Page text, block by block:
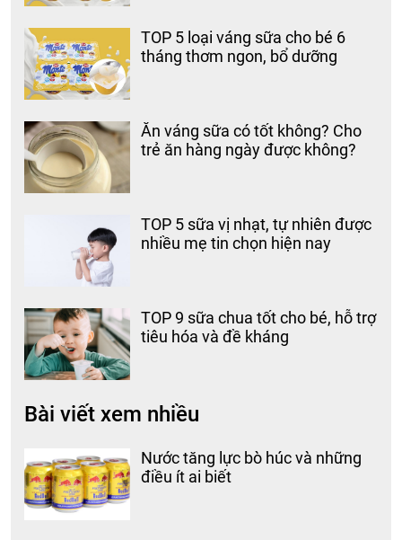
TOP 5 loại váng sữa cho bé 6
tháng thơm ngon, bổ dưỡng
Ăn váng sữa có tốt không? Cho
trẻ ăn hàng ngày được không?
TOP 5 sữa vị nhạt, tự nhiên được
nhiều mẹ tin chọn hiện nay
TOP 9 sữa chua tốt cho bé, hỗ trợ
tiêu hóa và đề kháng
Bài viết xem nhiều
Nước tăng lực bò húc và những
điều ít ai biết